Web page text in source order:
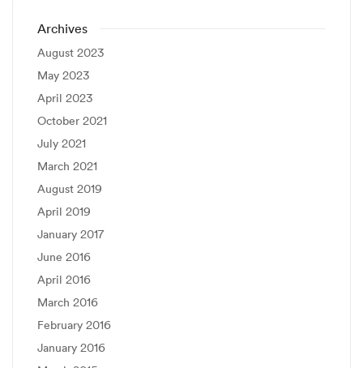
Archives
August 2023
May 2023
April 2023
October 2021
July 2021
March 2021
August 2019
April 2019
January 2017
June 2016
April 2016
March 2016
February 2016
January 2016